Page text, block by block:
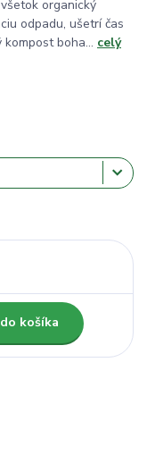
organický
odpadu, ušetrí čas
boha... celý
košíka